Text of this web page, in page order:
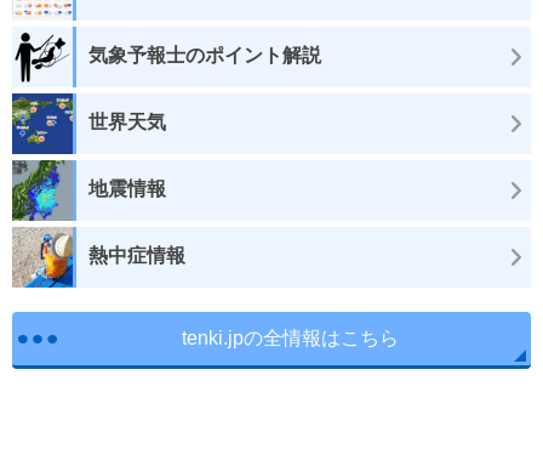
気象予報士のポイント解説
世界天気
地震情報
熱中症情報
tenki.jpの全情報はこちら